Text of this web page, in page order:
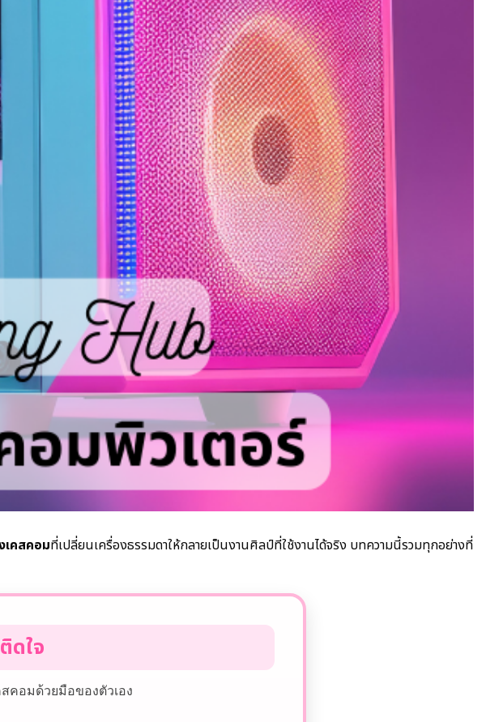
คสคอมที่เปลี่ยนเครื่องธรรมดาให้กลายเป็นงานศิลป์ที่ใช้งานได้จริง บทความนี้รวมทุกอย่างที่
ดใจ
คอมด้วยมือของตัวเอง